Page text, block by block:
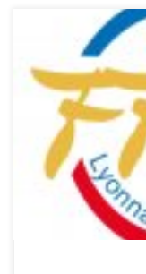
La FFSB a mis en
remplace Bouly)
compétitions. La
pas mal de
avant que tous les […]